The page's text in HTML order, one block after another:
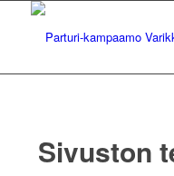
Sivuston